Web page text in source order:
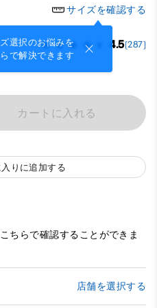
サイズを確認する
選択のお悩みを
で解決できます
4.5(287)
カートに入れる
りに追加する
ちらで確認することができま
店舗を選択する